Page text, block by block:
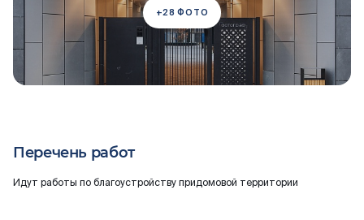
+28 ФОТО
Перечень работ
Идут работы по благоустройству придомовой территории